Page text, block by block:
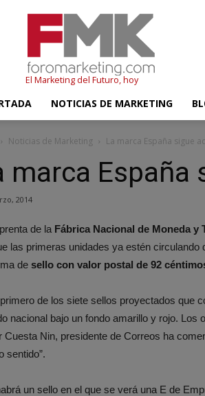
El Marketing del Futuro, hoy
NOTICIAS DE MARKETING
Noticias de Marketing La marca España sigue
marca España
2014
de la Fábrica Nacional de Moneda y
las primeras unidades ya estén
de sello con valor postal de 92
de los siete sellos proyectados que
nacional bajo un fondo amarillo y rojo.
Cuesta Nin, presidente de Correos ha
sentido”.
un sello en el que se verá una E de